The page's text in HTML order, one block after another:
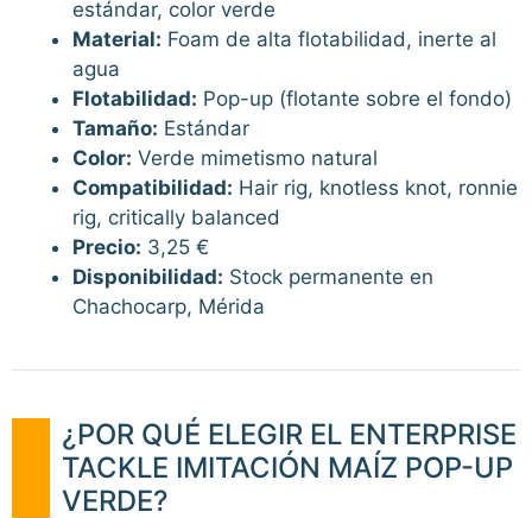
estándar, color verde
Material: Foam de alta flotabilidad, inerte al
agua
Flotabilidad: Pop-up (flotante sobre el fondo)
Tamaño: Estándar
Color: Verde mimetismo natural
Compatibilidad: Hair rig, knotless knot, ronnie
rig, critically balanced
Precio: 3,25 €
Disponibilidad: Stock permanente en
Chachocarp, Mérida
¿POR QUÉ ELEGIR EL ENTERPRISE
TACKLE IMITACIÓN MAÍZ POP-UP
VERDE?